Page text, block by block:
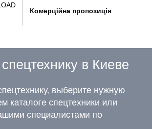
Комерційна пропозиція
в Киеве
выберите нужную
каталоге спецтехники или
специалистами по